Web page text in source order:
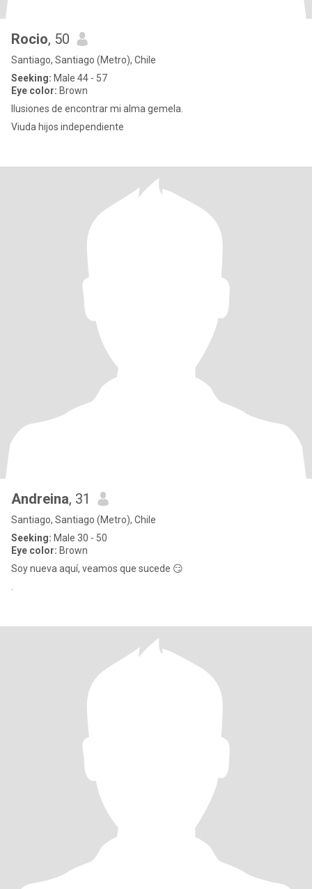
Rocio, 50
Santiago, Santiago (Metro), Chile
Seeking: Male 44 - 57
Eye color: Brown
Ilusiones de encontrar mi alma gemela.
Viuda hijos independiente
Andreina, 31
Santiago, Santiago (Metro), Chile
Seeking: Male 30 - 50
Eye color: Brown
Soy nueva aquí, veamos que sucede 😏